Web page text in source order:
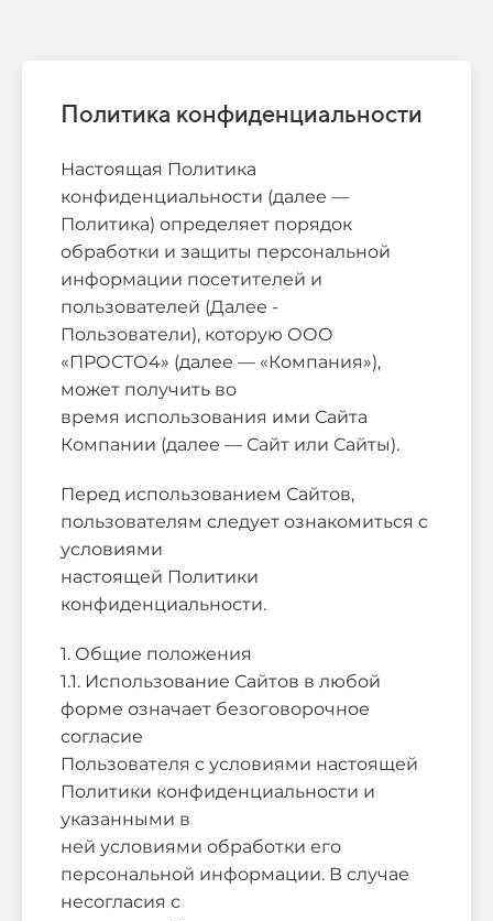
Политика конфиденциальности
Настоящая Политика
конфиденциальности (далее —
Политика) определяет порядок
обработки и защиты персональной
информации посетителей и
пользователей (Далее -
Пользователи), которую ООО
«ПРОСТО4» (далее — «Компания»),
может получить во
время использования ими Сайта
Компании (далее — Сайт или Сайты).
Перед использованием Сайтов,
пользователям следует ознакомиться с
условиями
настоящей Политики
конфиденциальности.
1. Общие положения
1.1. Использование Сайтов в любой
форме означает безоговорочное
согласие
Пользователя с условиями настоящей
Политики конфиденциальности и
указанными в
ней условиями обработки его
персональной информации. В случае
несогласия с